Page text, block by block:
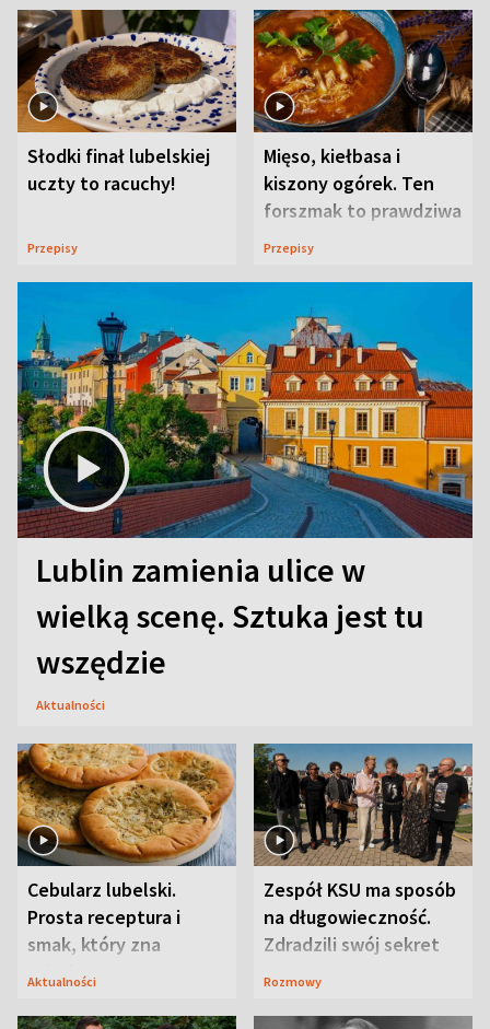
Słodki finał lubelskiej
uczty to racuchy!
Przepisy
Mięso, kiełbasa i
kiszony ogórek. Ten
forszmak to prawdziwa
uczta
Przepisy
Lublin zamienia ulice w
wielką scenę. Sztuka jest tu
wszędzie
Aktualności
Cebularz lubelski.
Prosta receptura i
smak, który zna
Lubelszczyzna
Aktualności
Zespół KSU ma sposób
na długowieczność.
Zdradzili swój sekret
Rozmowy